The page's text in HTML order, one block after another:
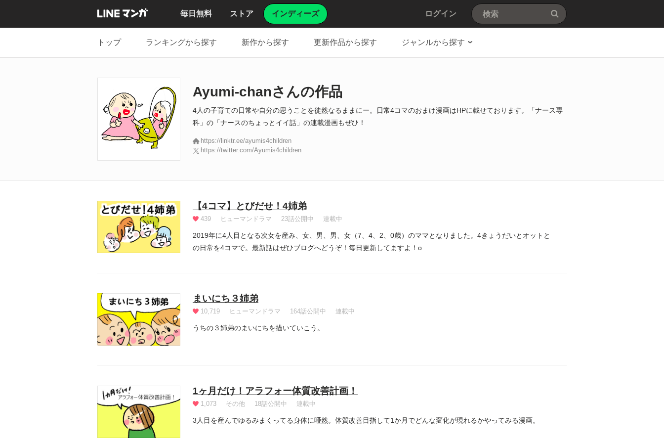
毎日無料 ストア インディーズ ログイン
トップ ランキングから探す 新作から探す 更新作品から探す ジャンルから探す
Ayumi-chanさんの作品
4人の子育ての日常や自分の思うことを徒然なるままにー。日常4コマのおまけ漫画はHPに載せております。「ナース専
科」の「ナースのちょっとイイ話」の連載漫画もぜひ！
https://linktr.ee/ayumis4children
https://twitter.com/Ayumis4children
【4コマ】とびだせ！4姉弟
439 ヒューマンドラマ 23話公開中 連載中
2019年に4人目となる次女を産み、女、男、男、女（7、4、2、0歳）のママとなりました。4きょうだいとオットと
の日常を4コマで。最新話はぜひブログへどうぞ！毎日更新してますよ！o
まいにち３姉弟
10,719 ヒューマンドラマ 164話公開中 連載中
うちの３姉弟のまいにちを描いていこう。
1ヶ月だけ！アラフォー体質改善計画！
1,073 その他 18話公開中 連載中
3人目を産んでゆるみまくってる身体に唖然。体質改善目指して1か月でどんな変化が現れるかやってみる漫画。